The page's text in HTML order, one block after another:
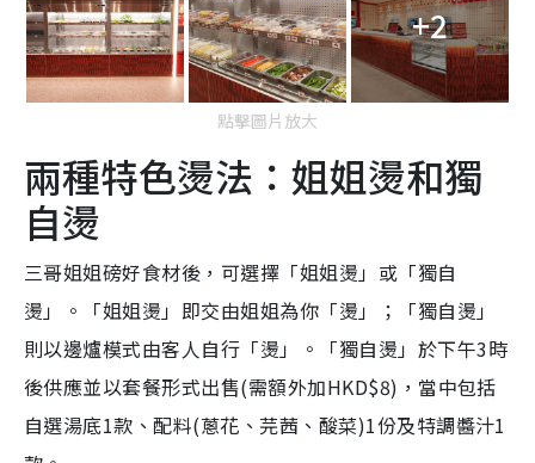
+2
點擊圖片放大
兩種特色燙法：姐姐燙和獨
自燙
三哥姐姐磅好食材後，可選擇「姐姐燙」或「獨自
燙」。「姐姐燙」即交由姐姐為你「燙」；「獨自燙」
則以邊爐模式由客人自行「燙」。「獨自燙」於下午3時
後供應並以套餐形式出售(需額外加HKD$8)，當中包括
自選湯底1款、配料(蔥花、芫茜、酸菜)1份及特調醬汁1